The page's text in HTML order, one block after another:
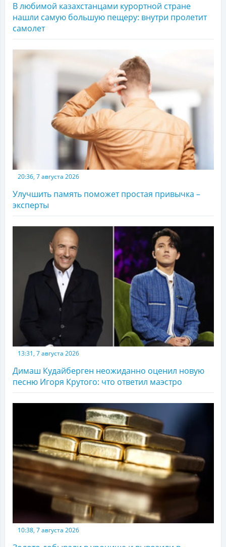
В любимой казахстанцами курортной стране
нашли самую большую пещеру: внутри пролетит
самолет
20:36, 7 августа 2026
Улучшить память поможет простая привычка –
эксперты
13:31, 7 августа 2026
Димаш Кудайберген неожиданно оценил новую
песню Игоря Крутого: что ответил маэстро
10:38, 7 августа 2026